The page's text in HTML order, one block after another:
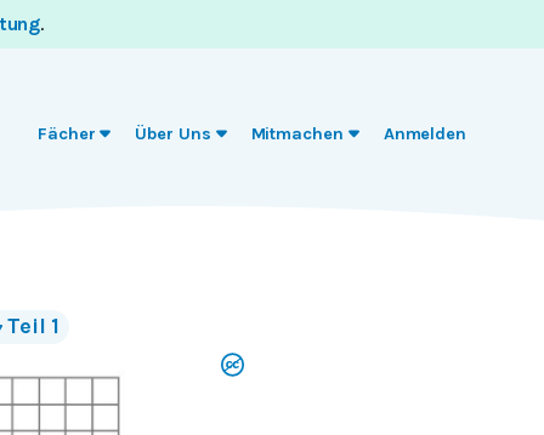
.
Fächer Über Uns Mitmachen Anmelden
Teil 1